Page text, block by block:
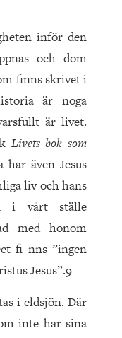
inför den
och dom
finns skrivet i
är noga
är livet.
Livets bok som
har även Jesus
liv och hans
i vårt ställe
med honom
fi nns ”ingen
Jesus”.9
i eldsjön. Där
inte har sina